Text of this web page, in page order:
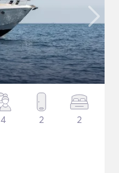
4 2 2